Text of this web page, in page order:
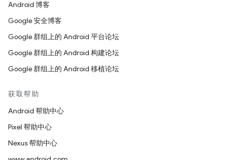
Android 博客
Google 安全博客
Google 群组上的 Android 平台论坛
Google 群组上的 Android 构建论坛
Google 群组上的 Android 移植论坛
获取帮助
Android 帮助中心
Pixel 帮助中心
Nexus 帮助中心